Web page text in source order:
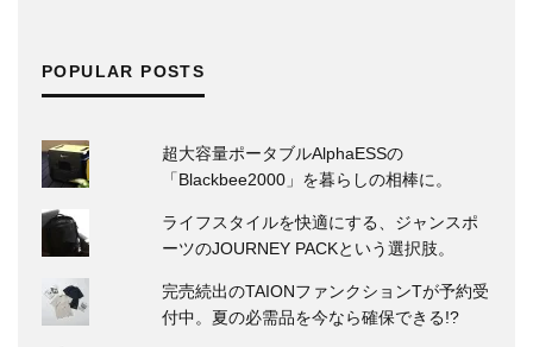
POPULAR POSTS
超大容量ポータブルAlphaESSの
「Blackbee2000」を暮らしの相棒に。
ライフスタイルを快適にする、ジャンスポ
ーツのJOURNEY PACKという選択肢。
完売続出のTAIONファンクションTが予約受
付中。夏の必需品を今なら確保できる!?